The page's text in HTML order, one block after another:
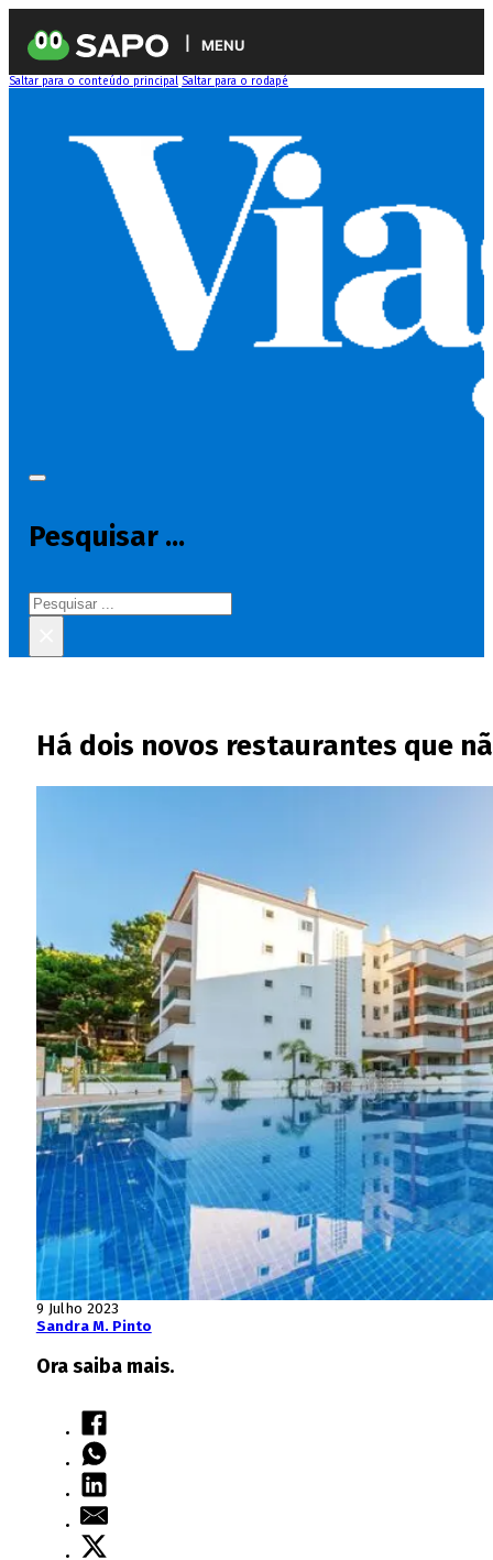
MENU
Saltar para o conteúdo principal Saltar para o rodapé
Pesquisar ...
Pesquisar
Há dois novos restaurantes que
9 Julho 2023
Sandra M. Pinto
Ora saiba mais.